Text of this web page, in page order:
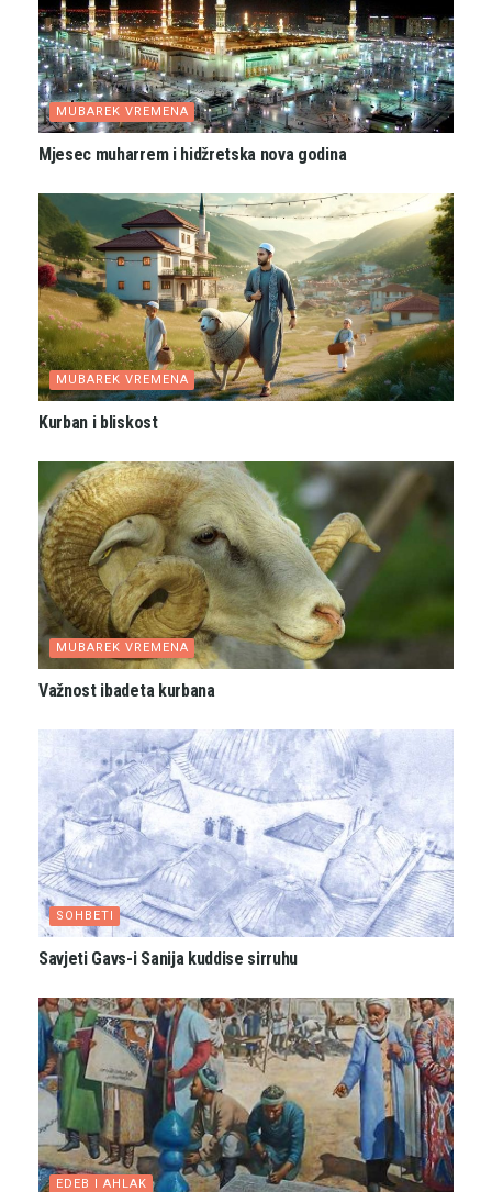
MUBAREK VREMENA
Mjesec muharrem i hidžretska nova godina
MUBAREK VREMENA
Kurban i bliskost
MUBAREK VREMENA
Važnost ibadeta kurbana
SOHBETI
Savjeti Gavs-i Sanija kuddise sirruhu
EDEB I AHLAK